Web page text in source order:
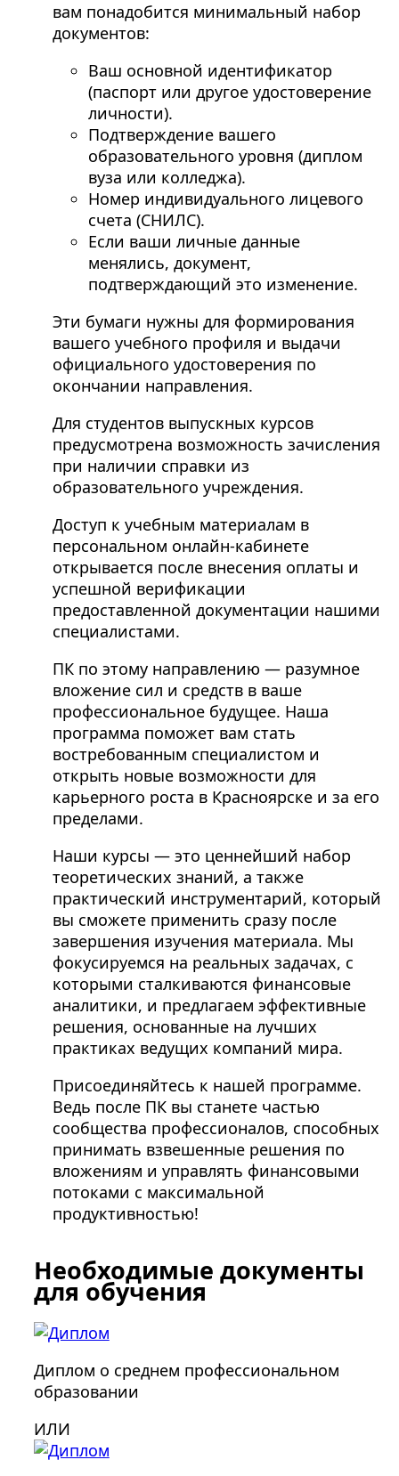
вам понадобится минимальный набор
документов:
Ваш основной идентификатор
(паспорт или другое удостоверение
личности).
Подтверждение вашего
образовательного уровня (диплом
вуза или колледжа).
Номер индивидуального лицевого
счета (СНИЛС).
Если ваши личные данные
менялись, документ,
подтверждающий это изменение.
Эти бумаги нужны для формирования
вашего учебного профиля и выдачи
официального удостоверения по
окончании направления.
Для студентов выпускных курсов
предусмотрена возможность зачисления
при наличии справки из
образовательного учреждения.
Доступ к учебным материалам в
персональном онлайн-кабинете
открывается после внесения оплаты и
успешной верификации
предоставленной документации нашими
специалистами.
ПК по этому направлению — разумное
вложение сил и средств в ваше
профессиональное будущее. Наша
программа поможет вам стать
востребованным специалистом и
открыть новые возможности для
карьерного роста в Красноярске и за его
пределами.
Наши курсы — это ценнейший набор
теоретических знаний, а также
практический инструментарий, который
вы сможете применить сразу после
завершения изучения материала. Мы
фокусируемся на реальных задачах, с
которыми сталкиваются финансовые
аналитики, и предлагаем эффективные
решения, основанные на лучших
практиках ведущих компаний мира.
Присоединяйтесь к нашей программе.
Ведь после ПК вы станете частью
сообщества профессионалов, способных
принимать взвешенные решения по
вложениям и управлять финансовыми
потоками с максимальной
продуктивностью!
Необходимые документы
для обучения
Диплом о среднем профессиональном
образовании
ИЛИ